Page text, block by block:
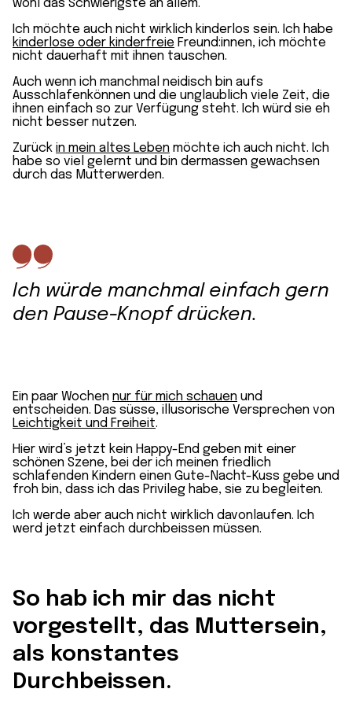
wohl das Schwierigste an allem.
Ich möchte auch nicht wirklich kinderlos sein. Ich habe
kinderlose oder kinderfreie Freund:innen, ich möchte
nicht dauerhaft mit ihnen tauschen.
Auch wenn ich manchmal neidisch bin aufs
Ausschlafenkönnen und die unglaublich viele Zeit, die
ihnen einfach so zur Verfügung steht. Ich würd sie eh
nicht besser nutzen.
Zurück in mein altes Leben möchte ich auch nicht. Ich
habe so viel gelernt und bin dermassen gewachsen
durch das Mutterwerden.
Ich würde manchmal einfach gern
den Pause-Knopf drücken.
Ein paar Wochen nur für mich schauen und
entscheiden. Das süsse, illusorische Versprechen von
Leichtigkeit und Freiheit.
Hier wird’s jetzt kein Happy-End geben mit einer
schönen Szene, bei der ich meinen friedlich
schlafenden Kindern einen Gute-Nacht-Kuss gebe und
froh bin, dass ich das Privileg habe, sie zu begleiten.
Ich werde aber auch nicht wirklich davonlaufen. Ich
werd jetzt einfach durchbeissen müssen.
So hab ich mir das nicht
vorgestellt, das Muttersein,
als konstantes
Durchbeissen.